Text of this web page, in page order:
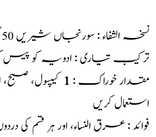
نسخہ الشفاء : سورنجاں شیریں 50 گرام، مصبر سیاہ 50 گرام، ہینگ اصلی 50 گرام
ترکیب تیاری : ادویہ کو
مقدار خوراک : 1 کیپسول،
استعمال کریں
فوائد : عرق النساء، اور ہر قسم